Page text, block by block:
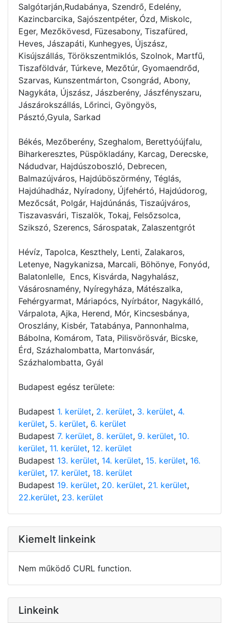
Salgótarján,Rudabánya, Szendrő, Edelény,
Kazincbarcika, Sajószentpéter, Ózd, Miskolc,
Eger, Mezőkövesd, Füzesabony, Tiszafüred,
Heves, Jászapáti, Kunhegyes, Újszász,
Kisújszállás, Törökszentmiklós, Szolnok, Martfű,
Tiszaföldvár, Túrkeve, Mezőtúr, Gyomaendrőd,
Szarvas, Kunszentmárton, Csongrád, Abony,
Nagykáta, Újszász, Jászberény, Jászfényszaru,
Jászárokszállás, Lőrinci, Gyöngyös,
Pásztó,Gyula, Sarkad
Békés, Mezőberény, Szeghalom, Berettyóújfalu,
Biharkeresztes, Püspökladány, Karcag, Derecske,
Nádudvar, Hajdúszoboszló, Debrecen,
Balmazújváros, Hajdúböszörmény, Téglás,
Hajdúhadház, Nyíradony, Újfehértó, Hajdúdorog,
Mezőcsát, Polgár, Hajdúnánás, Tiszaújváros,
Tiszavasvári, Tiszalök, Tokaj, Felsőzsolca,
Szikszó, Szerencs, Sárospatak, Zalaszentgrót
Hévíz, Tapolca, Keszthely, Lenti, Zalakaros,
Letenye, Nagykanizsa, Marcali, Böhönye, Fonyód,
Balatonlelle, Encs, Kisvárda, Nagyhalász,
Vásárosnamény, Nyíregyháza, Mátészalka,
Fehérgyarmat, Máriapócs, Nyírbátor, Nagykálló,
Várpalota, Ajka, Herend, Mór, Kincsesbánya,
Oroszlány, Kisbér, Tatabánya, Pannonhalma,
Bábolna, Komárom, Tata, Pilisvörösvár, Bicske,
Érd, Százhalombatta, Martonvásár,
Százhalombatta, Gyál
Budapest egész területe:
Budapest 1. kerület, 2. kerület, 3. kerület, 4.
kerület, 5. kerület, 6. kerület
Budapest 7. kerület, 8. kerület, 9. kerület, 10.
kerület, 11. kerület, 12. kerület
Budapest 13. kerület, 14. kerület, 15. kerület, 16.
kerület, 17. kerület, 18. kerület
Budapest 19. kerület, 20. kerület, 21. kerület,
22.kerület, 23. kerület
Kiemelt linkeink
Nem működő CURL function.
Linkeink